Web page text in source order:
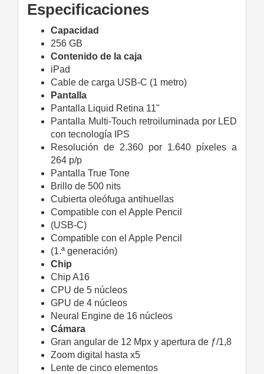
Especificaciones
Capacidad
256 GB
Contenido de la caja
iPad
Cable de carga USB‑C (1 metro)
Pantalla
Pantalla Liquid Retina 11"
Pantalla Multi-Touch retroiluminada por LED
con tecnología IPS
Resolución de 2.360 por 1.640 píxeles a
264 p/p
Pantalla True Tone
Brillo de 500 nits
Cubierta oleófuga antihuellas
Compatible con el Apple Pencil
(USB‑C)
Compatible con el Apple Pencil
(1.ª generación)
Chip
Chip A16
CPU de 5 núcleos
GPU de 4 núcleos
Neural Engine de 16 núcleos
Cámara
Gran angular de 12 Mpx y apertura de ƒ/1,8
Zoom digital hasta x5
Lente de cinco elementos